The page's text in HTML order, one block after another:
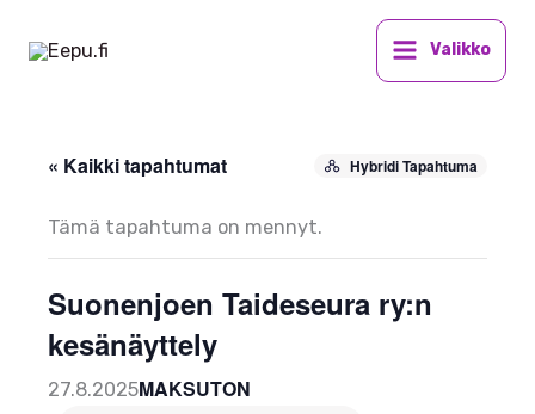
sisältöön
Valikko
« Kaikki tapahtumat Hybridi Tapahtuma
Tämä tapahtuma on mennyt.
Suonenjoen Taideseura ry:n
kesänäyttely
27.8.2025MAKSUTON